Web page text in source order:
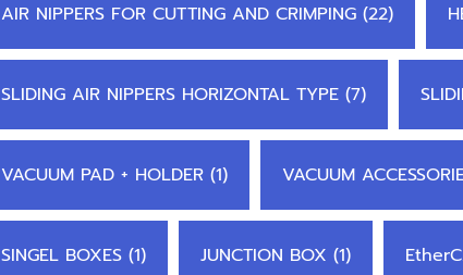
AIR NIPPERS FOR CUTTING AND CRIMPING (22)
SLIDING AIR NIPPERS HORIZONTAL TYPE (7)
VACUUM PAD + HOLDER (1) VACUUM
SINGEL BOXES (1) JUNCTION BOX (1)